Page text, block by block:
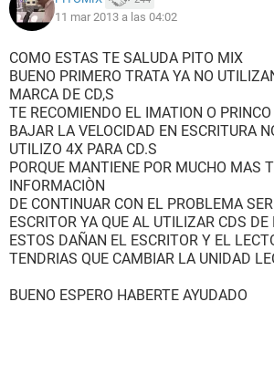
11 mar 2013 a las 04:02
COMO ESTAS TE SALUDA PITO MIX
BUENO PRIMERO TRATA YA NO
MARCA DE CD,S
TE RECOMIENDO EL IMATION O
BAJAR LA VELOCIDAD EN ESCRITURA
UTILIZO 4X PARA CD.S
PORQUE MANTIENE POR MUCHO MAS
INFORMACIÒN
DE CONTINUAR CON EL PROBLEMA
ESCRITOR YA QUE AL UTILIZAR CDS
ESTOS DAÑAN EL ESCRITOR Y EL
TENDRIAS QUE CAMBIAR LA UNIDAD
BUENO ESPERO HABERTE AYUDADO